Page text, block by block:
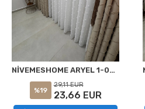
NİVEMESHOME ARYEL 1-006 1/3 PİLELİ TÜLLVORHANG APM
%19
29,11 EUR
23,66 EUR